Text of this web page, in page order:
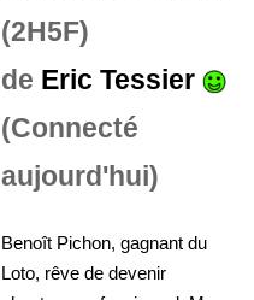
(2H5F)
de Eric Tessier
(Connecté
aujourd'hui)
Benoît Pichon, gagnant du
Loto, rêve de devenir